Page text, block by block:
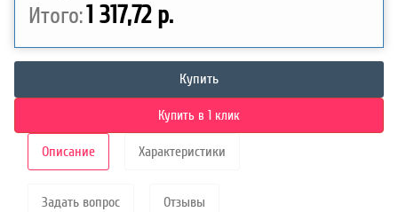
Итого:1 317,72 р.
Купить
Купить в 1 клик
Описание Характеристики
Задать вопрос Отзывы